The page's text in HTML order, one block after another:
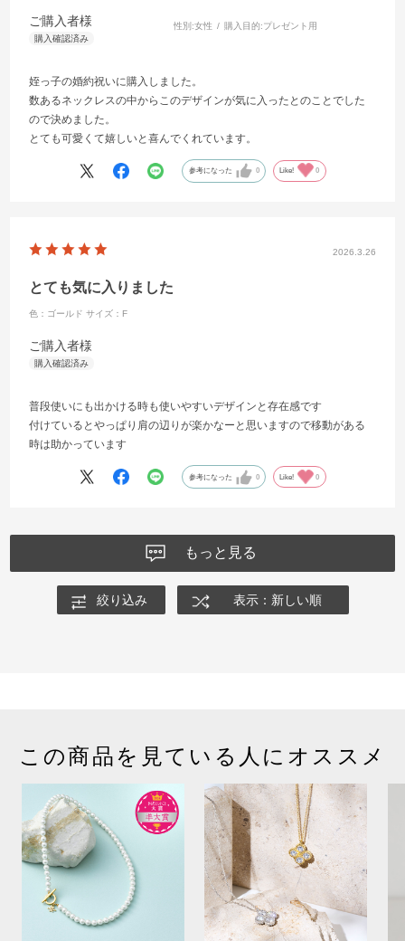
ご購入者様 性別:女性 購入目的:プレゼント用
姪っ子の婚約祝いに購入しました。
数あるネックレスの中からこのデザインが気に入ったとのことでした
ので決めました。
とても可愛くて嬉しいと喜んでくれています。
参考になった 0 Like! 0
2026.3.26
とても気に入りました
色：ゴールド サイズ：F
ご購入者様
普段使いにも出かける時も使いやすいデザインと存在感です
付けているとやっぱり肩の辺りが楽かなーと思いますので移動がある
時は助かっています
参考になった 0 Like! 0
もっと見る
絞り込み 表示：新しい順
この商品を見ている人にオススメ